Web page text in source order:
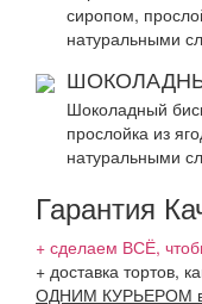
сиропом,
натуральными
Шоколадный
прослойка из
натуральными
Гарантия
+ сделаем ВСЁ,
+ доставка тортов,
ОДНИМ КУРЬЕРОМ в